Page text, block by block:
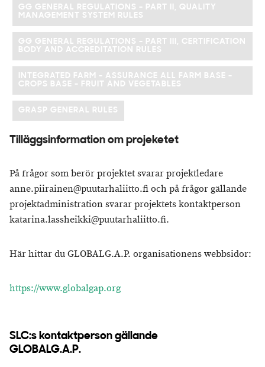
GG GENERAL REGULATIONS - PART II, QUALITY
MANAGEMENT SYSTEM RULES
GG GENERAL REGULATIONS - PART III, CERTIFICATION
BODY AND ACCREDITATION RULES
INTEGRATED FARM - ASSURANCE ALL FARM BASE -
CROPS BASE - FRUIT AND VEGETABLES
GRASP GENERAL RULES
Tilläggsinformation om projeketet
På frågor som berör projektet svarar projektledare
anne.piirainen@puutarhaliitto.fi och på frågor gällande
projektadministration svarar projektets kontaktperson
katarina.lassheikki@puutarhaliitto.fi.
Här hittar du GLOBALG.A.P. organisationens webbsidor:
https://www.globalgap.org
SLC:s kontaktperson gällande
GLOBALG.A.P.